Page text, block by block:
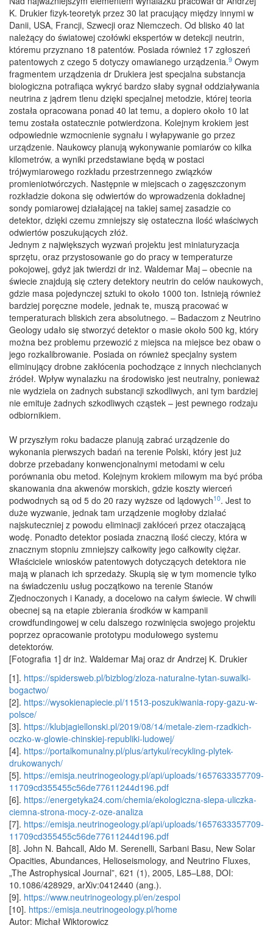
K. Drukier fizyk-teoretyk przez 30 lat pracujący między innymi w
Danii, USA, Francji, Szwecji oraz Niemczech. Od blisko 40 lat
należący do światowej czołówki ekspertów w detekcji neutrin,
któremu przyznano 18 patentów. Posiada również 17 zgłoszeń
patentowych z czego 5 dotyczy omawianego urządzenia.9 Owym
fragmentem urządzenia dr Drukiera jest specjalna substancja
biologiczna potrafiąca wykryć bardzo słaby sygnał oddziaływania
neutrina z jądrem tlenu dzięki specjalnej metodzie, której teoria
została opracowana ponad 40 lat temu, a dopiero około 10 lat
temu została ostatecznie potwierdzona. Kolejnym krokiem jest
odpowiednie wzmocnienie sygnału i wyłapywanie go przez
urządzenie. Naukowcy planują wykonywanie pomiarów co kilka
kilometrów, a wyniki przedstawiane będą w postaci
trójwymiarowego rozkładu przestrzennego związków
promieniotwórczych. Następnie w miejscach o zagęszczonym
rozkładzie dokona się odwiertów do wprowadzenia dokładnej
sondy pomiarowej działającej na takiej samej zasadzie co
detektor, dzięki czemu zmniejszy się ostateczna ilość właściwych
odwiertów poszukujących złóż.
Jednym z największych wyzwań projektu jest miniaturyzacja
sprzętu, oraz przystosowanie go do pracy w temperaturze
pokojowej, gdyż jak twierdzi dr inż. Waldemar Maj – obecnie na
świecie znajdują się cztery detektory neutrin do celów naukowych,
gdzie masa pojedynczej sztuki to około 1000 ton. Istnieją również
bardziej poręczne modele, jednak te, muszą pracować w
temperaturach bliskich zera absolutnego. – Badaczom z Neutrino
Geology udało się stworzyć detektor o masie około 500 kg, który
można bez problemu przewozić z miejsca na miejsce bez obaw o
jego rozkalibrowanie. Posiada on również specjalny system
eliminujący drobne zakłócenia pochodzące z innych niechcianych
źródeł. Wpływ wynalazku na środowisko jest neutralny, ponieważ
nie wydziela on żadnych substancji szkodliwych, ani tym bardziej
nie emituje żadnych szkodliwych cząstek – jest pewnego rodzaju
odbiornikiem.
W przyszłym roku badacze planują zabrać urządzenie do
wykonania pierwszych badań na terenie Polski, który jest już
dobrze przebadany konwencjonalnymi metodami w celu
porównania obu metod. Kolejnym krokiem milowym ma być próba
skanowania dna akwenów morskich, gdzie koszty wierceń
podwodnych są od 5 do 20 razy wyższe od lądowych10. Jest to
duże wyzwanie, jednak tam urządzenie mogłoby działać
najskuteczniej z powodu eliminacji zakłóceń przez otaczającą
wodę. Ponadto detektor posiada znaczną ilość cieczy, która w
znacznym stopniu zmniejszy całkowity jego całkowity ciężar.
Właściciele wniosków patentowych dotyczących detektora nie
mają w planach ich sprzedaży. Skupią się w tym momencie tylko
na świadczeniu usług początkowo na terenie Stanów
Zjednoczonych i Kanady, a docelowo na całym świecie. W chwili
obecnej są na etapie zbierania środków w kampanii
crowdfundingowej w celu dalszego rozwinięcia swojego projektu
poprzez opracowanie prototypu modułowego systemu
detektorów.
[Fotografia 1] dr inż. Waldemar Maj oraz dr Andrzej K. Drukier
[1]. https://spidersweb.pl/bizblog/zloza-naturalne-tytan-suwalki-
bogactwo/
[2]. https://wysokienapiecie.pl/11513-poszukiwania-ropy-gazu-w-
polsce/
[3]. https://klubjagiellonski.pl/2019/08/14/metale-ziem-rzadkich-
oczko-w-glowie-chinskiej-republiki-ludowej/
[4]. https://portalkomunalny.pl/plus/artykul/recykling-plytek-
drukowanych/
[5]. https://emisja.neutrinogeology.pl/api/uploads/1657633357709-
11709cd355455c56de77611244d196.pdf
[6]. https://energetyka24.com/chemia/ekologiczna-slepa-uliczka-
ciemna-strona-mocy-z-oze-analiza
[7]. https://emisja.neutrinogeology.pl/api/uploads/1657633357709-
11709cd355455c56de77611244d196.pdf
[8]. John N. Bahcall, Aldo M. Serenelli, Sarbani Basu, New Solar
Opacities, Abundances, Helioseismology, and Neutrino Fluxes,
„The Astrophysical Journal”, 621 (1), 2005, L85–L88, DOI:
10.1086/428929, arXiv:0412440 (ang.).
[9]. https://www.neutrinogeology.pl/en/zespol
[10]. https://emisja.neutrinogeology.pl/home
Autor: Michał Wiktorowicz